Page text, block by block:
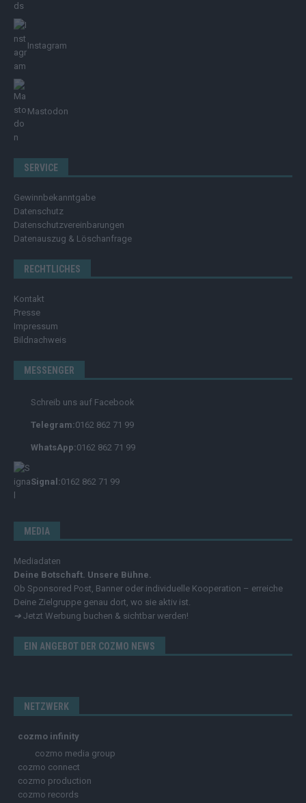
Instagram
Mastodon
SERVICE
Gewinnbekanntgabe
Datenschutz
Datenschutzvereinbarungen
Datenauszug & Löschanfrage
RECHTLICHES
Kontakt
Presse
Impressum
Bildnachweis
MESSENGER
Schreib uns auf Facebook
Telegram:0162 862 71 99
WhatsApp:0162 862 71 99
Signal:0162 862 71 99
MEDIA
Mediadaten
Deine Botschaft. Unsere Bühne.
Ob Sponsored Post, Banner oder individuelle Kooperation – erreiche
Deine Zielgruppe genau dort, wo sie aktiv ist.
➔ Jetzt Werbung buchen & sichtbar werden!
EIN ANGEBOT DER COZMO NEWS
NETZWERK
cozmo infinity
cozmo media group
cozmo connect
cozmo production
cozmo records